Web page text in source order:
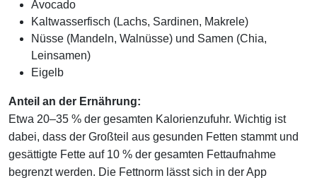
Avocado
Kaltwasserfisch (Lachs, Sardinen, Makrele)
Nüsse (Mandeln, Walnüsse) und Samen (Chia,
Leinsamen)
Eigelb
Anteil an der Ernährung:
Etwa 20–35 % der gesamten Kalorienzufuhr. Wichtig ist
dabei, dass der Großteil aus gesunden Fetten stammt und
gesättigte Fette auf 10 % der gesamten Fettaufnahme
begrenzt werden. Die Fettnorm lässt sich in der App